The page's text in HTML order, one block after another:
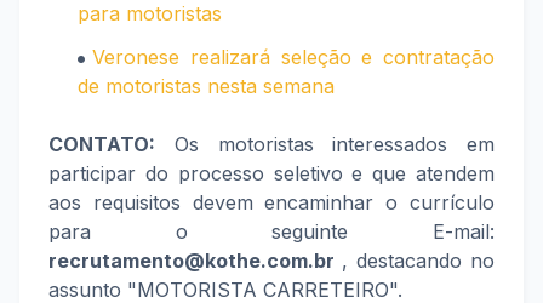
para motoristas
Veronese realizará seleção e contratação
de motoristas nesta semana
CONTATO: Os motoristas interessados em
participar do processo seletivo e que atendem
aos requisitos devem encaminhar o currículo
para o seguinte E-mail:
recrutamento@kothe.com.br , destacando no
assunto "MOTORISTA CARRETEIRO".